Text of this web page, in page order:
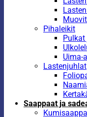
Pihaleikit
Uima-
Lastenjuhlat
Saappaat ja